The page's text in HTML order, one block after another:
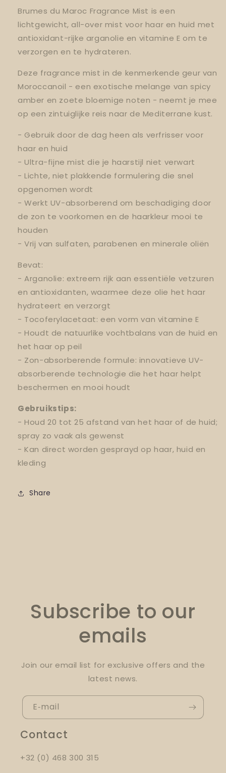
Brumes du Maroc Fragrance Mist is een
lichtgewicht, all-over mist voor haar en huid met
antioxidant-rijke arganolie en vitamine E om te
verzorgen en te hydrateren.
Deze fragrance mist in de kenmerkende geur van
Moroccanoil - een exotische melange van spicy
amber en zoete bloemige noten - neemt je mee
op een zintuiglijke reis naar de Mediterrane kust.
- Gebruik door de dag heen als verfrisser voor
haar en huid
- Ultra-fijne mist die je haarstijl niet verwart
- Lichte, niet plakkende formulering die snel
opgenomen wordt
- Werkt UV-absorberend om beschadiging door
de zon te voorkomen en de haarkleur mooi te
houden
- Vrij van sulfaten, parabenen en minerale oliën
Bevat:
- Arganolie: extreem rijk aan essentiële vetzuren
en antioxidanten, waarmee deze olie het haar
hydrateert en verzorgt
- Tocoferylacetaat: een vorm van vitamine E
- Houdt de natuurlike vochtbalans van de huid en
het haar op peil
- Zon-absorberende formule: innovatieve UV-
absorberende technologie die het haar helpt
beschermen en mooi houdt
Gebruikstips:
- Houd 20 tot 25 afstand van het haar of de huid;
spray zo vaak als gewenst
- Kan direct worden gesprayd op haar, huid en
kleding
Share
Subscribe to our
emails
Join our email list for exclusive offers and the
latest news.
E‑mail
Contact
+32 (0) 468 300 315